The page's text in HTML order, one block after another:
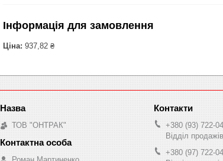
Інформація для замовлення
Ціна: 937,82 ₴
ТОВ "ОНТРАК"
+380 (93) 722-
Відділ продажів
+380 (97) 722-